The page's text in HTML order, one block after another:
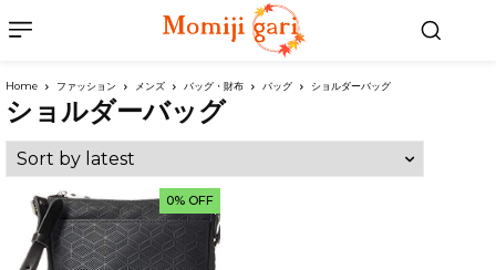
Home ファッション メンズ バッグ・財布 バッグ ショルダーバッグ
ショルダーバッグ
0% OFF